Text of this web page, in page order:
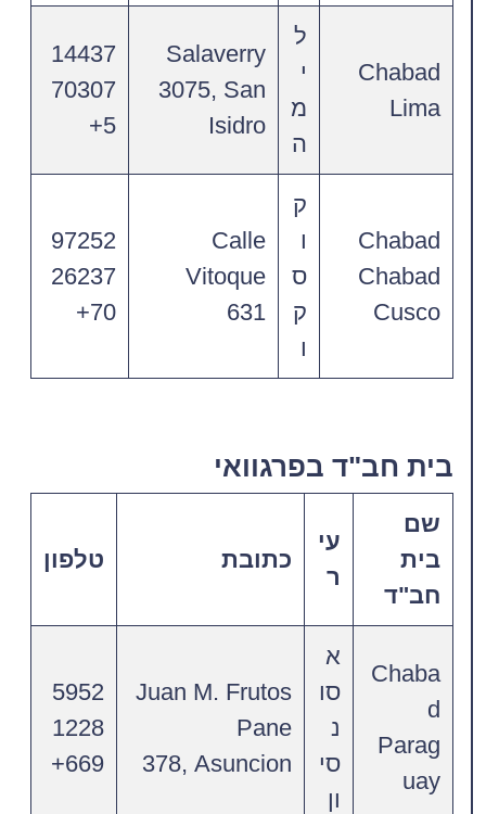
Chabad
Lima
ל
י
מ
ה
Salaverry
3075, San
Isidro
14437
70307
5+
Chabad
Chabad
Cusco
ק
ו
ס
ק
ו
Calle
Vitoque
631
97252
26237
70+
בית חב"ד בפרגוואי
שם
בית
חב"ד
עי
ר
כתובת טלפון
Chaba
d
Parag
uay
א
סו
נ
סי
ון
Juan M. Frutos
Pane
378, Asuncion
5952
1228
669+